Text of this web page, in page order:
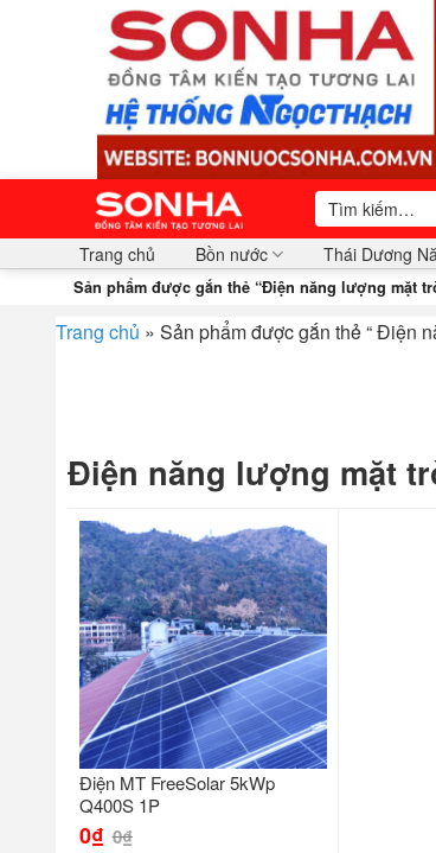
Tìm
kiếm:
Trang chủ Bồn nước Thái Dương
Sản phẩm được gắn thẻ “Điện năng lượng mặt
Trang chủ » Sản phẩm được gắn thẻ “ Điện
Điện năng lượng mặt
Điện MT FreeSolar 5kWp
Q400S 1P
0₫ 0₫